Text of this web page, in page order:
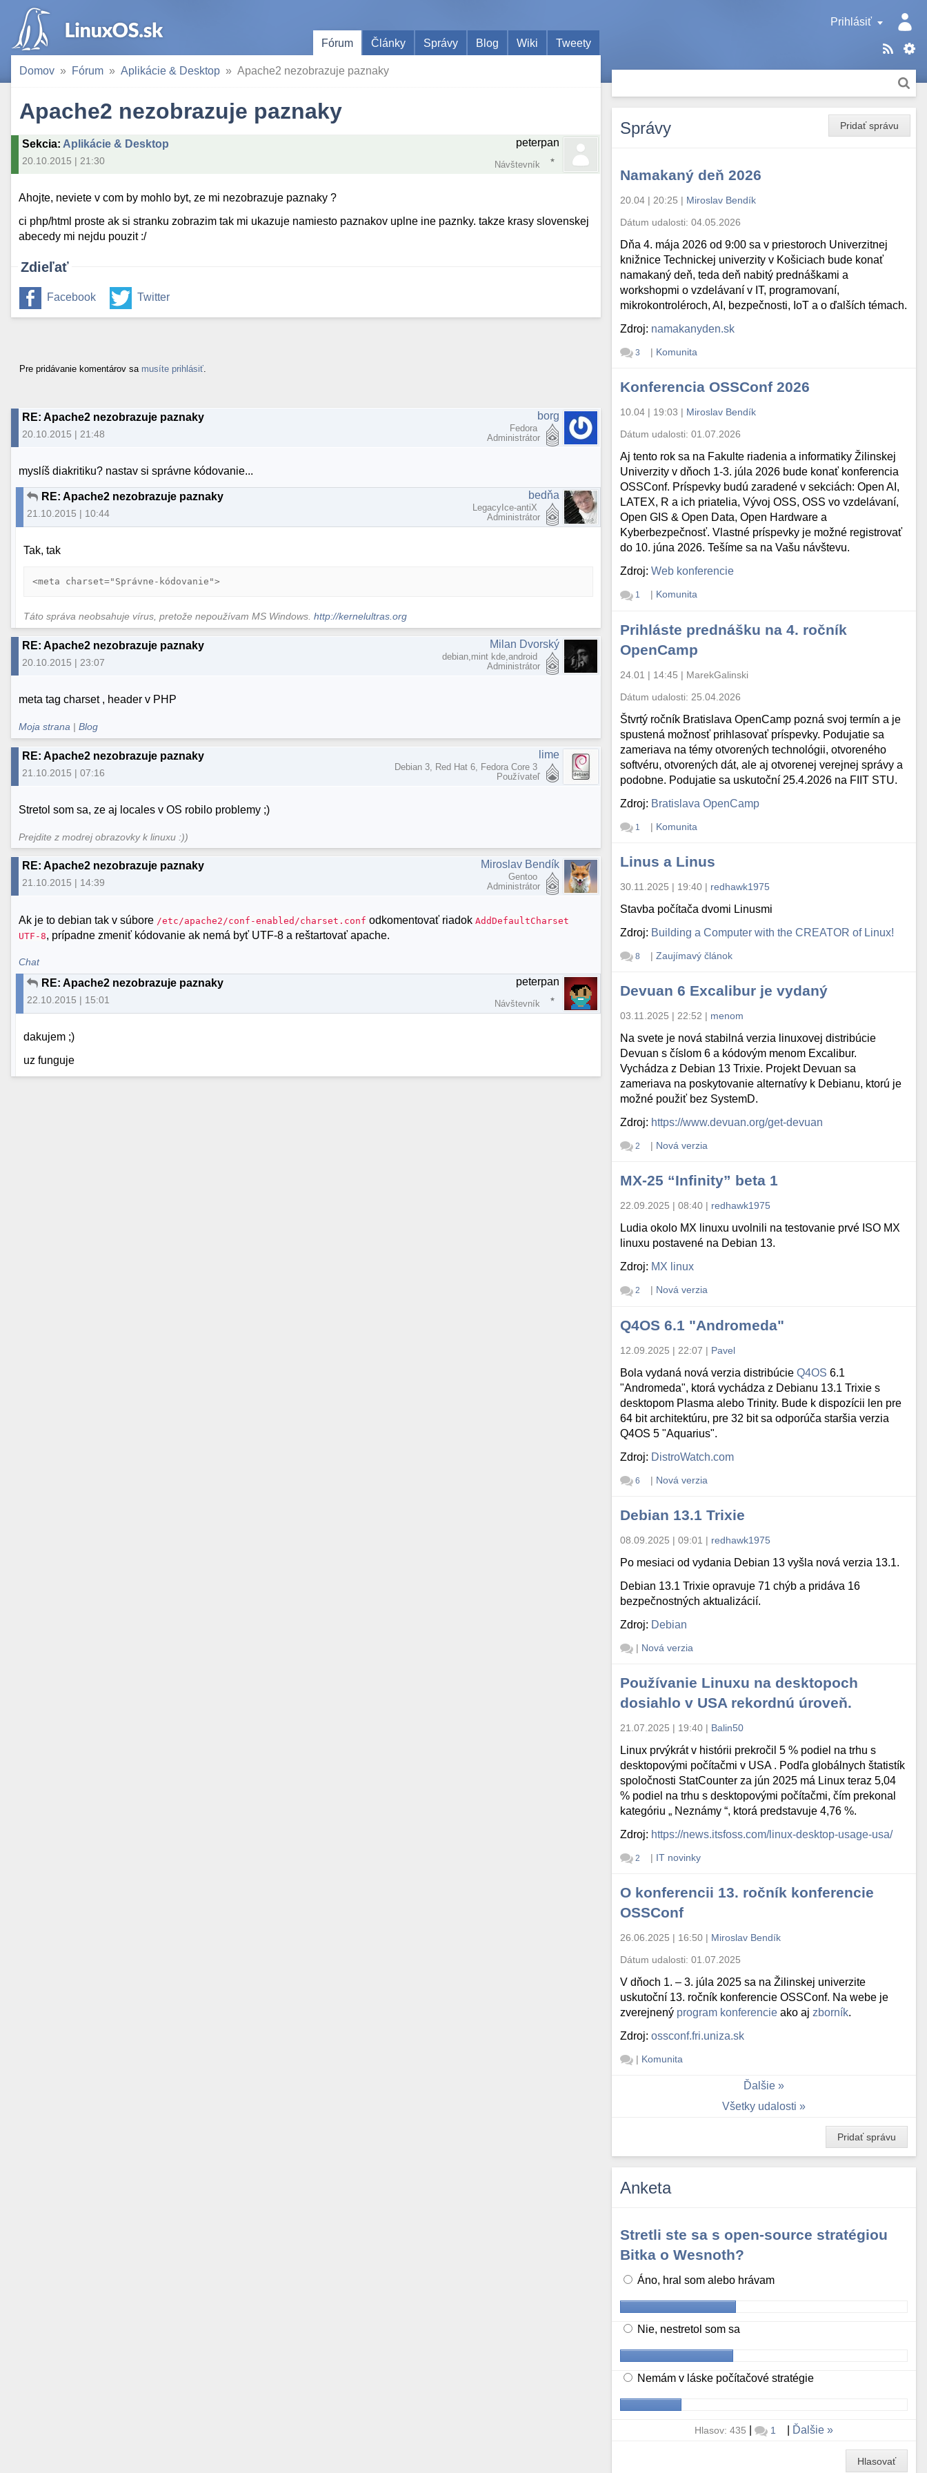
Prihlásiť
Fórum
Články Správy Blog Wiki Tweety
Domov Fórum Aplikácie & Desktop Apache2 nezobrazuje paznaky
Apache2 nezobrazuje paznaky
Sekcia: Aplikácie & Desktop
20.10.2015 | 21:30
peterpan
Návštevník
Ahojte, neviete v com by mohlo byt, ze mi nezobrazuje paznaky ?
ci php/html proste ak si stranku zobrazim tak mi ukazuje namiesto paznakov uplne ine paznky. takze krasy slovenskej
abecedy mi nejdu pouzit :/
Zdieľať
Facebook Twitter
Pre pridávanie komentárov sa musíte prihlásiť
RE: Apache2 nezobrazuje paznaky
20.10.2015 | 21:48
borg
Fedora
Administrátor
myslíš diakritiku? nastav si správne kódovanie...
RE: Apache2 nezobrazuje paznaky
21.10.2015 | 10:44
bedňa
LegacyIce-antiX
Administrátor
Tak, tak
<meta charset="Správne-kódovanie">
Táto správa neobsahuje vírus, pretože nepoužívam MS Windows.http://kernelultras.org
RE: Apache2 nezobrazuje paznaky
20.10.2015 | 23:07
Milan Dvorský
debian,mint kde,android
Administrátor
meta tag charset , header v PHP
Moja strana |Blog
RE: Apache2 nezobrazuje paznaky
21.10.2015 | 07:16
lime
Debian 3, Red Hat 6, Fedora Core 3
Používateľ
Stretol som sa, ze aj locales v OS robilo problemy ;)
Prejdite z modrej obrazovky k linuxu :))
RE: Apache2 nezobrazuje paznaky
21.10.2015 | 14:39
Miroslav Bendík
Gentoo
Administrátor
Ak je to debian tak v súbore /etc/apache2/conf-enabled/charset.conf odkomentovať riadokAddDefaultCharset
UTF-8, prípadne zmeniť kódovanie ak nemá byť UTF-8 a reštartovať apache.
Chat
RE: Apache2 nezobrazuje paznaky
22.10.2015 | 15:01
peterpan
Návštevník
dakujem ;)
uz funguje
Pridať správu
Správy
Namakaný deň 2026
20.04 | 20:25 | Miroslav Bendík
Dátum udalosti:04.05.2026
Dňa 4. mája 2026 od 9:00 sa v priestoroch Univerzitnej
knižnice Technickej univerzity v Košiciach bude konať
namakaný deň, teda deň nabitý prednáškami a
workshopmi o vzdelávaní v IT, programovaní,
mikrokontroléroch, AI, bezpečnosti, IoT a o ďalších témach.
Zdroj: namakanyden.sk
3 | Komunita
Konferencia OSSConf 2026
10.04 | 19:03 | Miroslav Bendík
Dátum udalosti:01.07.2026
Aj tento rok sa na Fakulte riadenia a informatiky Žilinskej
Univerzity v dňoch 1-3. júla 2026 bude konať konferencia
OSSConf. Príspevky budú zaradené v sekciách: Open AI,
LATEX, R a ich priatelia, Vývoj OSS, OSS vo vzdelávaní,
Open GIS & Open Data, Open Hardware a
Kyberbezpečnosť. Vlastné príspevky je možné registrovať
do 10. júna 2026. Tešíme sa na Vašu návštevu.
Zdroj:Web konferencie
1 | Komunita
Prihláste prednášku na 4. ročník
OpenCamp
24.01 | 14:45 | MarekGalinski
Dátum udalosti: 25.04.2026
Štvrtý ročník Bratislava OpenCamp pozná svoj termín a je
spustená možnosť prihlasovať príspevky. Podujatie sa
zameriava na témy otvorených technológii, otvoreného
softvéru, otvorených dát, ale aj otvorenej verejnej správy a
podobne. Podujatie sa uskutoční 25.4.2026 na FIIT STU.
Zdroj: Bratislava OpenCamp
1 | Komunita
Linus a Linus
30.11.2025 | 19:40 | redhawk1975
Stavba počítača dvomi Linusmi
Zdroj: Building a Computer with the CREATOR of Linux!
8 | Zaujímavý článok
Devuan 6 Excalibur je vydaný
03.11.2025 | 22:52 | menom
Na svete je nová stabilná verzia linuxovej distribúcie
Devuan s číslom 6 a kódovým menom Excalibur.
Vychádza z Debian 13 Trixie. Projekt Devuan sa
zameriava na poskytovanie alternatívy k Debianu, ktorú je
možné použiť bez SystemD.
Zdroj: https://www.devuan.org/get-devuan
2 | Nová verzia
MX-25 “Infinity” beta 1
22.09.2025 | 08:40 | redhawk1975
Ludia okolo MX linuxu uvolnili na testovanie prvé ISO MX
linuxu postavené na Debian 13.
Zdroj: MX linux
2 | Nová verzia
Q4OS 6.1 "Andromeda"
12.09.2025 | 22:07 | Pavel
Bola vydaná nová verzia distribúcieQ4OS 6.1
"Andromeda", ktorá vychádza z Debianu 13.1 Trixie s
desktopom Plasma alebo Trinity. Bude k dispozícii len pre
64 bit architektúru, pre 32 bit sa odporúča staršia verzia
Q4OS 5 "Aquarius".
Zdroj: DistroWatch.com
6 | Nová verzia
Debian 13.1 Trixie
08.09.2025 | 09:01 | redhawk1975
Po mesiaci od vydania Debian 13 vyšla nová verzia 13.1.
Debian 13.1 Trixie opravuje 71 chýb a pridáva 16
bezpečnostných aktualizácií.
Zdroj: Debian
| Nová verzia
Používanie Linuxu na desktopoch
dosiahlo v USA rekordnú úroveň.
21.07.2025 | 19:40 | Balin50
Linux prvýkrát v histórii prekročil 5 % podiel na trhu s
desktopovými počítačmi v USA . Podľa globálnych štatistík
spoločnosti StatCounter za jún 2025 má Linux teraz 5,04
% podiel na trhu s desktopovými počítačmi, čím prekonal
kategóriu „ Neznámy “, ktorá predstavuje 4,76 %.
Zdroj: https://news.itsfoss.com/linux-desktop-usage-usa/
2 | IT novinky
O konferencii 13. ročník konferencie
OSSConf
26.06.2025 | 16:50 | Miroslav Bendík
Dátum udalosti:01.07.2025
V dňoch 1. – 3. júla 2025 sa na Žilinskej univerzite
uskutoční 13. ročník konferencie OSSConf. Na webe je
zverejnený program konferencie ako aj zborník.
Zdroj:ossconf.fri.uniza.sk
| Komunita
Ďalšie
Všetky udalosti
Pridať správu
Anketa
Stretli ste sa s open-source stratégiou
Bitka o Wesnoth?
Áno, hral som alebo hrávam
Nie, nestretol som sa
Nemám v láske počítačové stratégie
Hlasov: 435 | 1 Ďalšie
Hlasovať